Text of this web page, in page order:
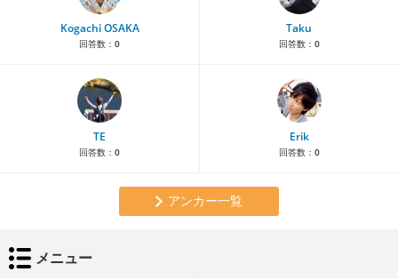
Kogachi OSAKA
回答数： 0
Taku
回答数： 0
TE
回答数： 0
Erik
回答数： 0
アンカー一覧
メニュー